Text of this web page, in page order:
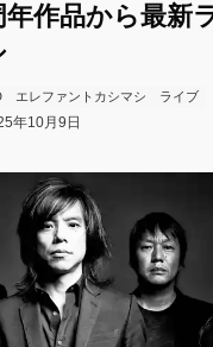
作品から最新
エレファントカシマシ ライブ
年10月9日